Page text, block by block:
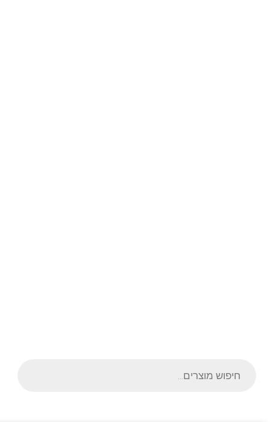
search